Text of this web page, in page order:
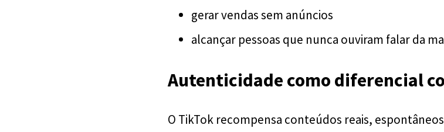
gerar vendas sem anúncios
alcançar pessoas que nunca ouviram falar da
Autenticidade como diferencial
O TikTok recompensa conteúdos reais,